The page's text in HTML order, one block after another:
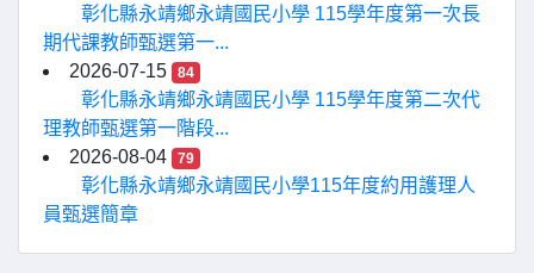
彰化縣永靖鄉永靖國民小學 115學年度第一次長
期代課教師甄選第一...
2026-07-15
84
彰化縣永靖鄉永靖國民小學 115學年度第二次代
理教師甄選第一階段...
2026-08-04
79
彰化縣永靖鄉永靖國民小學115年度約用護理人
員甄選簡章